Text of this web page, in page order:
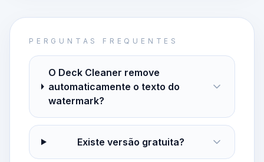
PERGUNTAS FREQUENTES
O Deck Cleaner remove
automaticamente o texto do
watermark?
Existe versão gratuita?